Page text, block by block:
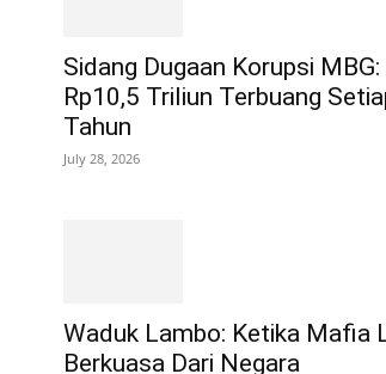
Sidang Dugaan Korupsi MBG:
Rp10,5 Triliun Terbuang
Tahun
July 28, 2026
Waduk Lambo: Ketika Mafia
Berkuasa Dari Negara